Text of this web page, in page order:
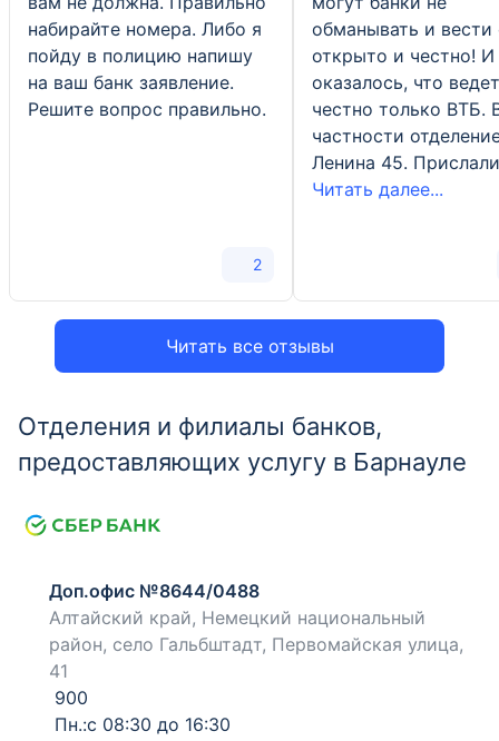
Читать все отзывы
набирайте номера. Либо я
пойду в полицию напишу
на ваш банк заявление.
Решите вопрос правильно.
2
обманывать и вести
открыто и честно! И
оказалось, что
честно только ВТБ.
частности
Ленина 45. Прислали
Читать далее...
Отделения и филиалы банков,
предоставляющих услугу в Барнауле
Доп.офис №8644/0488
Алтайский край, Немецкий национальный
район, село Гальбштадт, Первомайская улица,
41
900
Пн.:с 08:30 до 16:30